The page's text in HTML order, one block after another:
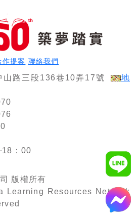
版〕（金
融基測／
銀行行員
招考）
作提案 聯絡我們
山路三段136巷10弄17號
地
：00
版權所有
Learning Resources Network